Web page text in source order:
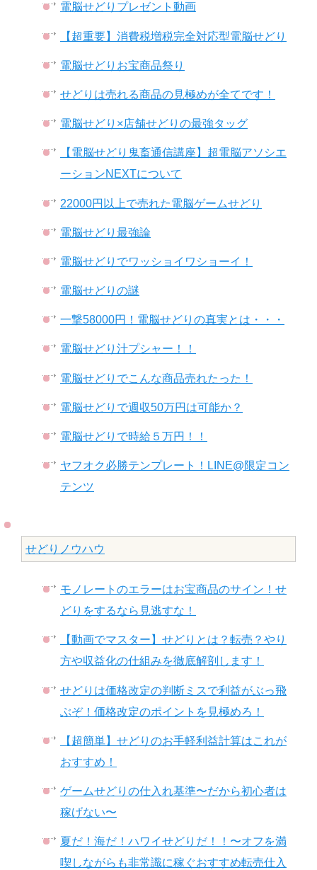
電脳せどりプレゼント動画
【超重要】消費税増税完全対応型電脳せどり
電脳せどりお宝商品祭り
せどりは売れる商品の見極めが全てです！
電脳せどり×店舗せどりの最強タッグ
【電脳せどり鬼畜通信講座】超電脳アソシエ
ーションNEXTについて
22000円以上で売れた電脳ゲームせどり
電脳せどり最強論
電脳せどりでワッショイワショーイ！
電脳せどりの謎
一撃58000円！電脳せどりの真実とは・・・
電脳せどり汁プシャー！！
電脳せどりでこんな商品売れたった！
電脳せどりで週収50万円は可能か？
電脳せどりで時給５万円！！
ヤフオク必勝テンプレート！LINE@限定コン
テンツ
せどりノウハウ
モノレートのエラーはお宝商品のサイン！せ
どりをするなら見逃すな！
【動画でマスター】せどりとは？転売？やり
方や収益化の仕組みを徹底解剖します！
せどりは価格改定の判断ミスで利益がぶっ飛
ぶぞ！価格改定のポイントを見極めろ！
【超簡単】せどりのお手軽利益計算はこれが
おすすめ！
ゲームせどりの仕入れ基準〜だから初心者は
稼げない〜
夏だ！海だ！ハワイせどりだ！！〜オフを満
喫しながらも非常識に稼ぐおすすめ転売仕入